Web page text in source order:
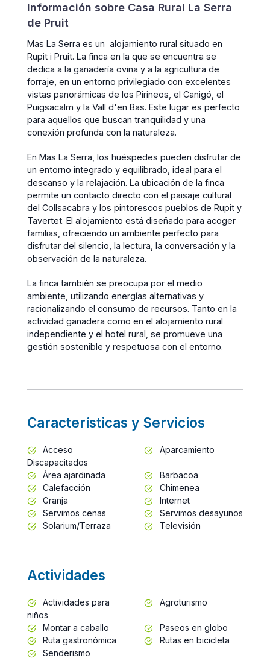
Información sobre Casa Rural La Serra
de Pruit
Mas La Serra es un alojamiento rural situado en
Rupit i Pruit. La finca en la que se encuentra se
dedica a la ganadería ovina y a la agricultura de
forraje, en un entorno privilegiado con excelentes
vistas panorámicas de los Pirineos, el Canigó, el
Puigsacalm y la Vall d'en Bas. Este lugar es perfecto
para aquellos que buscan tranquilidad y una
conexión profunda con la naturaleza.
En Mas La Serra, los huéspedes pueden disfrutar de
un entorno integrado y equilibrado, ideal para el
descanso y la relajación. La ubicación de la finca
permite un contacto directo con el paisaje cultural
del Collsacabra y los pintorescos pueblos de Rupit y
Tavertet. El alojamiento está diseñado para acoger
familias, ofreciendo un ambiente perfecto para
disfrutar del silencio, la lectura, la conversación y la
observación de la naturaleza.
La finca también se preocupa por el medio
ambiente, utilizando energías alternativas y
racionalizando el consumo de recursos. Tanto en la
actividad ganadera como en el alojamiento rural
independiente y el hotel rural, se promueve una
gestión sostenible y respetuosa con el entorno.
Características y Servicios
Acceso
Discapacitados
Aparcamiento
Área ajardinada
Barbacoa
Calefacción
Chimenea
Granja
Internet
Servimos cenas
Servimos desayunos
Solarium/Terraza
Televisión
Actividades
Actividades para
niños
Agroturismo
Montar a caballo
Paseos en globo
Ruta gastronómica
Rutas en bicicleta
Senderismo